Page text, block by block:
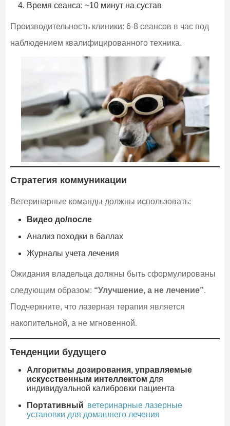
Время сеанса: ~10 минут на сустав
Производительность клиники: 6-8 сеансов в час под
наблюдением квалифицированного техника.
Стратегия коммуникации
Ветеринарные команды должны использовать:
Видео до/после
Анализ походки в баллах
Журналы учета лечения
Ожидания владельца должны быть сформулированы
следующим образом: “Улучшение, а не лечение”.
Подчеркните, что лазерная терапия является
накопительной, а не мгновенной.
Тенденции будущего
Алгоритмы дозирования, управляемые
искусственным интеллектом для
индивидуальной калибровки пациента
Портативный ветеринарные лазерные
установки для домашнего лечения